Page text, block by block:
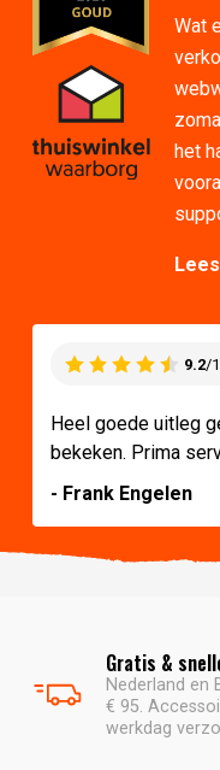
Wat
het
9.2/
Heel goede uitleg
bekeken. Prima
- Frank Engelen
Gratis &
Nederland en
€ 95.
werkdag